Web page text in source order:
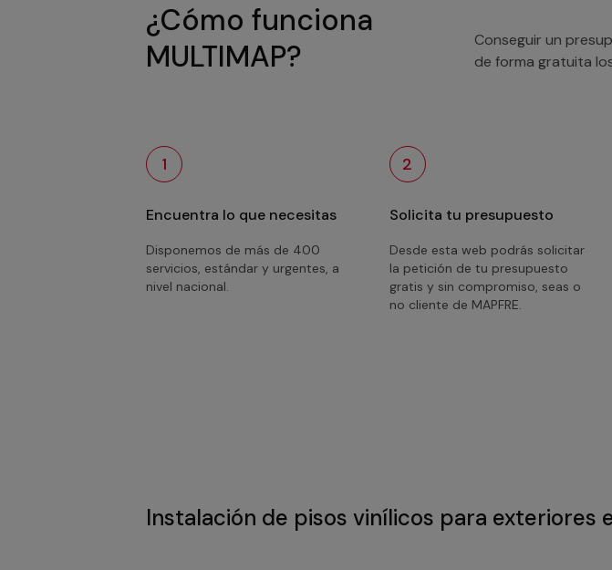
¿Cómo funciona
MULTIMAP?
Conseguir un
de forma gratuita
1
Encuentra lo que necesitas
Disponemos de más de 400
servicios, estándar y urgentes, a
nivel nacional.
2
Solicita tu presupuesto
Desde esta web podrás solicitar
la petición de tu presupuesto
gratis y sin compromiso, seas o
no cliente de MAPFRE.
Instalación de pisos vinílicos para exteriores